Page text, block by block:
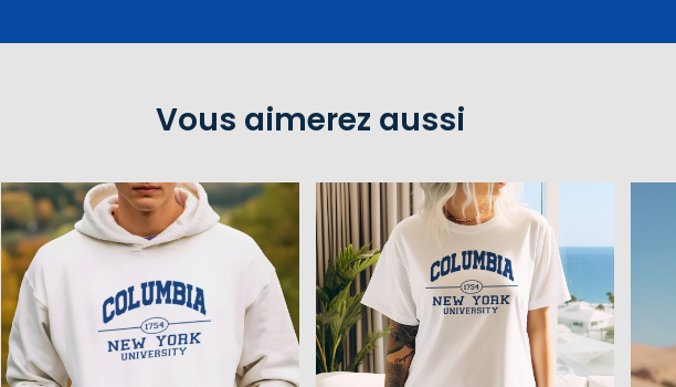
Vous aimerez aussi